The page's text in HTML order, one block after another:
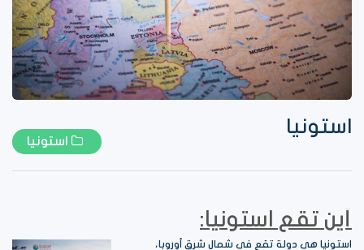
استونيا
استونيا
أين تقع استونيا:
استونيا هي دولة تقع في شمال شرق أوروبا،